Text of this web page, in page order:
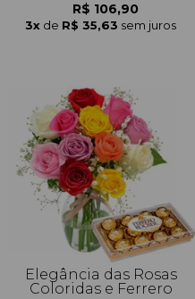
R$ 106,90
3x de R$ 35,63 sem juros
Elegância das Rosas
Coloridas e Ferrero